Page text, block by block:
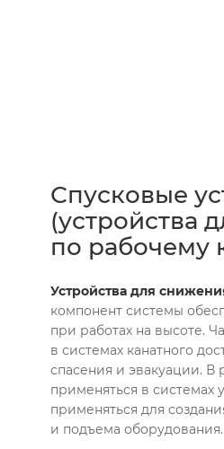
Спусковые
(устройства
по рабочему
Устройства для
компонент системы
при работах на высоте.
в системах канатного
спасения и эвакуации. В
применяться в
применяться для
и подъема оборудования.